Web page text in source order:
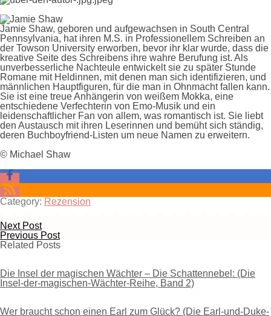
Jamie Shaw, geboren und aufgewachsen in South Central
Pennsylvania, hat ihren M.S. in Professionellem Schreiben an
der Towson University erworben, bevor ihr klar wurde, dass die
kreative Seite des Schreibens ihre wahre Berufung ist. Als
unverbesserliche Nachteule entwickelt sie zu später Stunde
Romane mit Heldinnen, mit denen man sich identifizieren, und
männlichen Hauptfiguren, für die man in Ohnmacht fallen kann.
Sie ist eine treue Anhängerin von weißem Mokka, eine
entschiedene Verfechterin von Emo-Musik und ein
leidenschaftlicher Fan von allem, was romantisch ist. Sie liebt
den Austausch mit ihren Leserinnen und bemüht sich ständig,
deren Buchboyfriend-Listen um neue Namen zu erweitern.
© Michael Shaw
Category: Rezension
Next Post
Previous Post
Related Posts
Die Insel der magischen Wächter – Die Schattennebel: (Die
Insel-der-magischen-Wächter-Reihe, Band 2)
Wer braucht schon einen Earl zum Glück? (Die Earl-und-Duke-